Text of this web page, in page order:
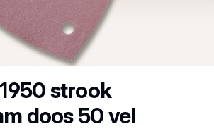
strook
doos 50 vel